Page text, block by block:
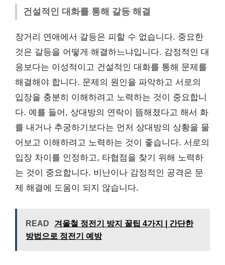
건설적인 대화를 통해 갈등 해결
장거리 연애에서 갈등은 피할 수 없습니다. 중요한
것은 갈등을 어떻게 해결하느냐입니다. 감정적인 대
응보다는 이성적이고 건설적인 대화를 통해 문제를
해결해야 합니다. 문제의 원인을 파악하고 서로의
입장을 충분히 이해하려고 노력하는 것이 중요합니
다. 예를 들어, 상대방의 연락이 뜸해졌다고 해서 화
를 내거나 추궁하기보다는 먼저 상대방의 상황을 물
어보고 이해하려고 노력하는 것이 좋습니다. 서로의
입장 차이를 인정하고, 타협점을 찾기 위해 노력하
는 것이 중요합니다. 비난이나 감정적인 공격은 문
제 해결에 도움이 되지 않습니다.
READ
겨울철 정전기 방지 꿀팁 4가지 | 간단한
방법으로 정전기 예방